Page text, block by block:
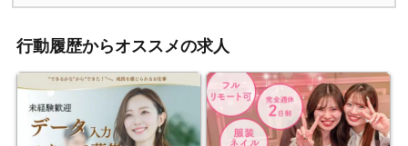
行動履歴からオススメの求人